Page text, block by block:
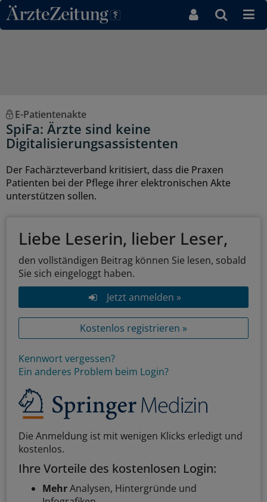
Direkt zum Inhaltsbereich
E-Patientenakte
SpiFa: Ärzte sind keine
Digitalisierungsassistenten
Der Fachärzteverband kritisiert, dass die Praxen
Patienten bei der Pflege ihrer elektronischen Akte
unterstützen sollen.
Liebe Leserin, lieber Leser,
den vollständigen Beitrag können Sie lesen, sobald
Sie sich eingeloggt haben.
Jetzt anmelden »
Kostenlos registrieren »
Kennwort vergessen?
Ein anderes Problem beim Login?
Die Anmeldung ist mit wenigen Klicks erledigt und
kostenlos.
Ihre Vorteile des kostenlosen Login:
MehrAnalysen, Hintergründe und